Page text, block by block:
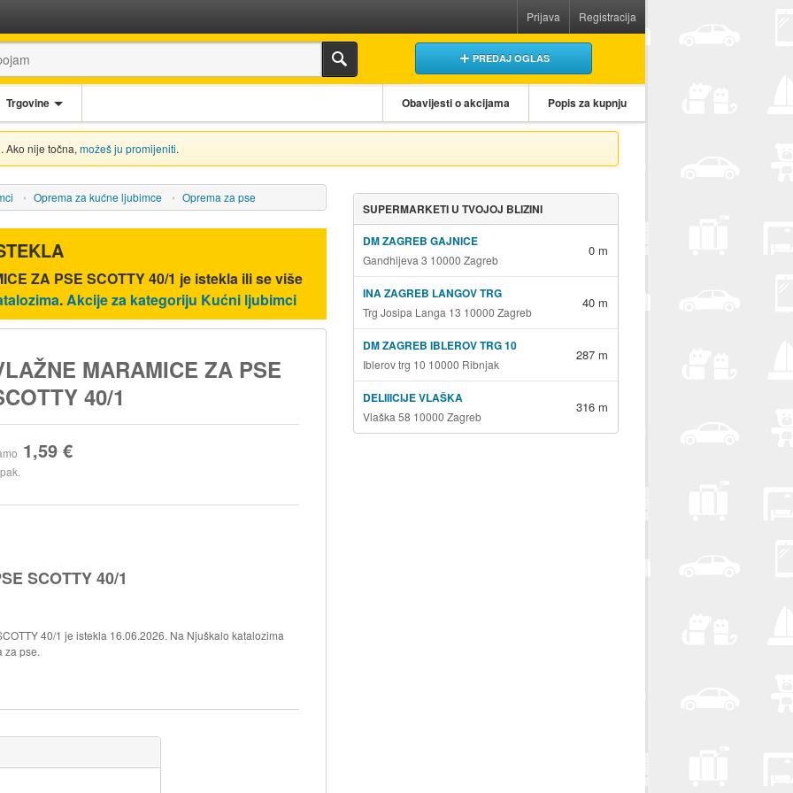
Prijava Registracija
PREDAJ OGLAS
Trgovine Obavijesti o akcijama Popis za kupnju
Ako nije točna, možeš ju promijeniti.
Oprema za kućne ljubimce Oprema za pse
ZA PSE SCOTTY 40/1 je istekla ili se više
.Akcije za kategoriju Kućni ljubimci
MARAMICE ZA PSE
40/1
1,59 €
SCOTTY 40/1
40/1 je istekla 16.06.2026. Na Njuškalo katalozima
za pse.
SUPERMARKETI U TVOJOJ BLIZINI
DM ZAGREB GAJNICE
Gandhijeva 3 10000 Zagreb
0 m
INA ZAGREB LANGOV TRG
Trg Josipa Langa 13 10000 Zagreb
40 m
DM ZAGREB IBLEROV TRG 10
Iblerov trg 10 10000 Ribnjak
287 m
DELIIICIJE VLAŠKA
Vlaška 58 10000 Zagreb
316 m